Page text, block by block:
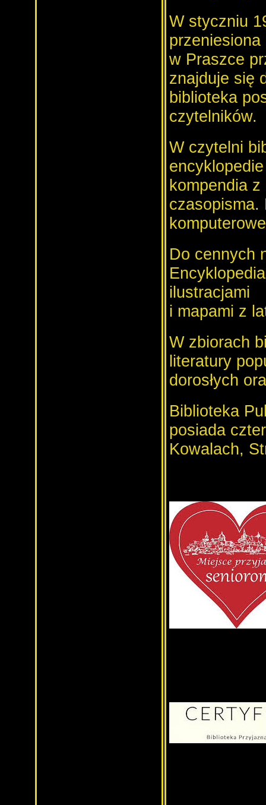
W styczniu
przeniesiona
w Praszce
znajduje się
biblioteka
czytelników.
W czytelni
kompendia
czasopisma.
Do cennych
ilustracjami
i mapami z
W zbiorach
literatury
dorosłych
Biblioteka
posiada
Kowalach,